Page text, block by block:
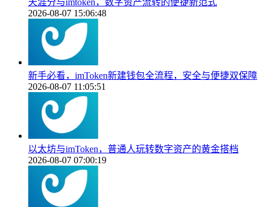
天涯分与imtoken，数字资产流转的便捷新范式
2026-08-07 15:06:48
新手必看，imToken新建钱包全流程，安全与便捷双保障
2026-08-07 11:05:51
以太坊与imToken，普通人玩转数字资产的黄金搭档
2026-08-07 07:00:19